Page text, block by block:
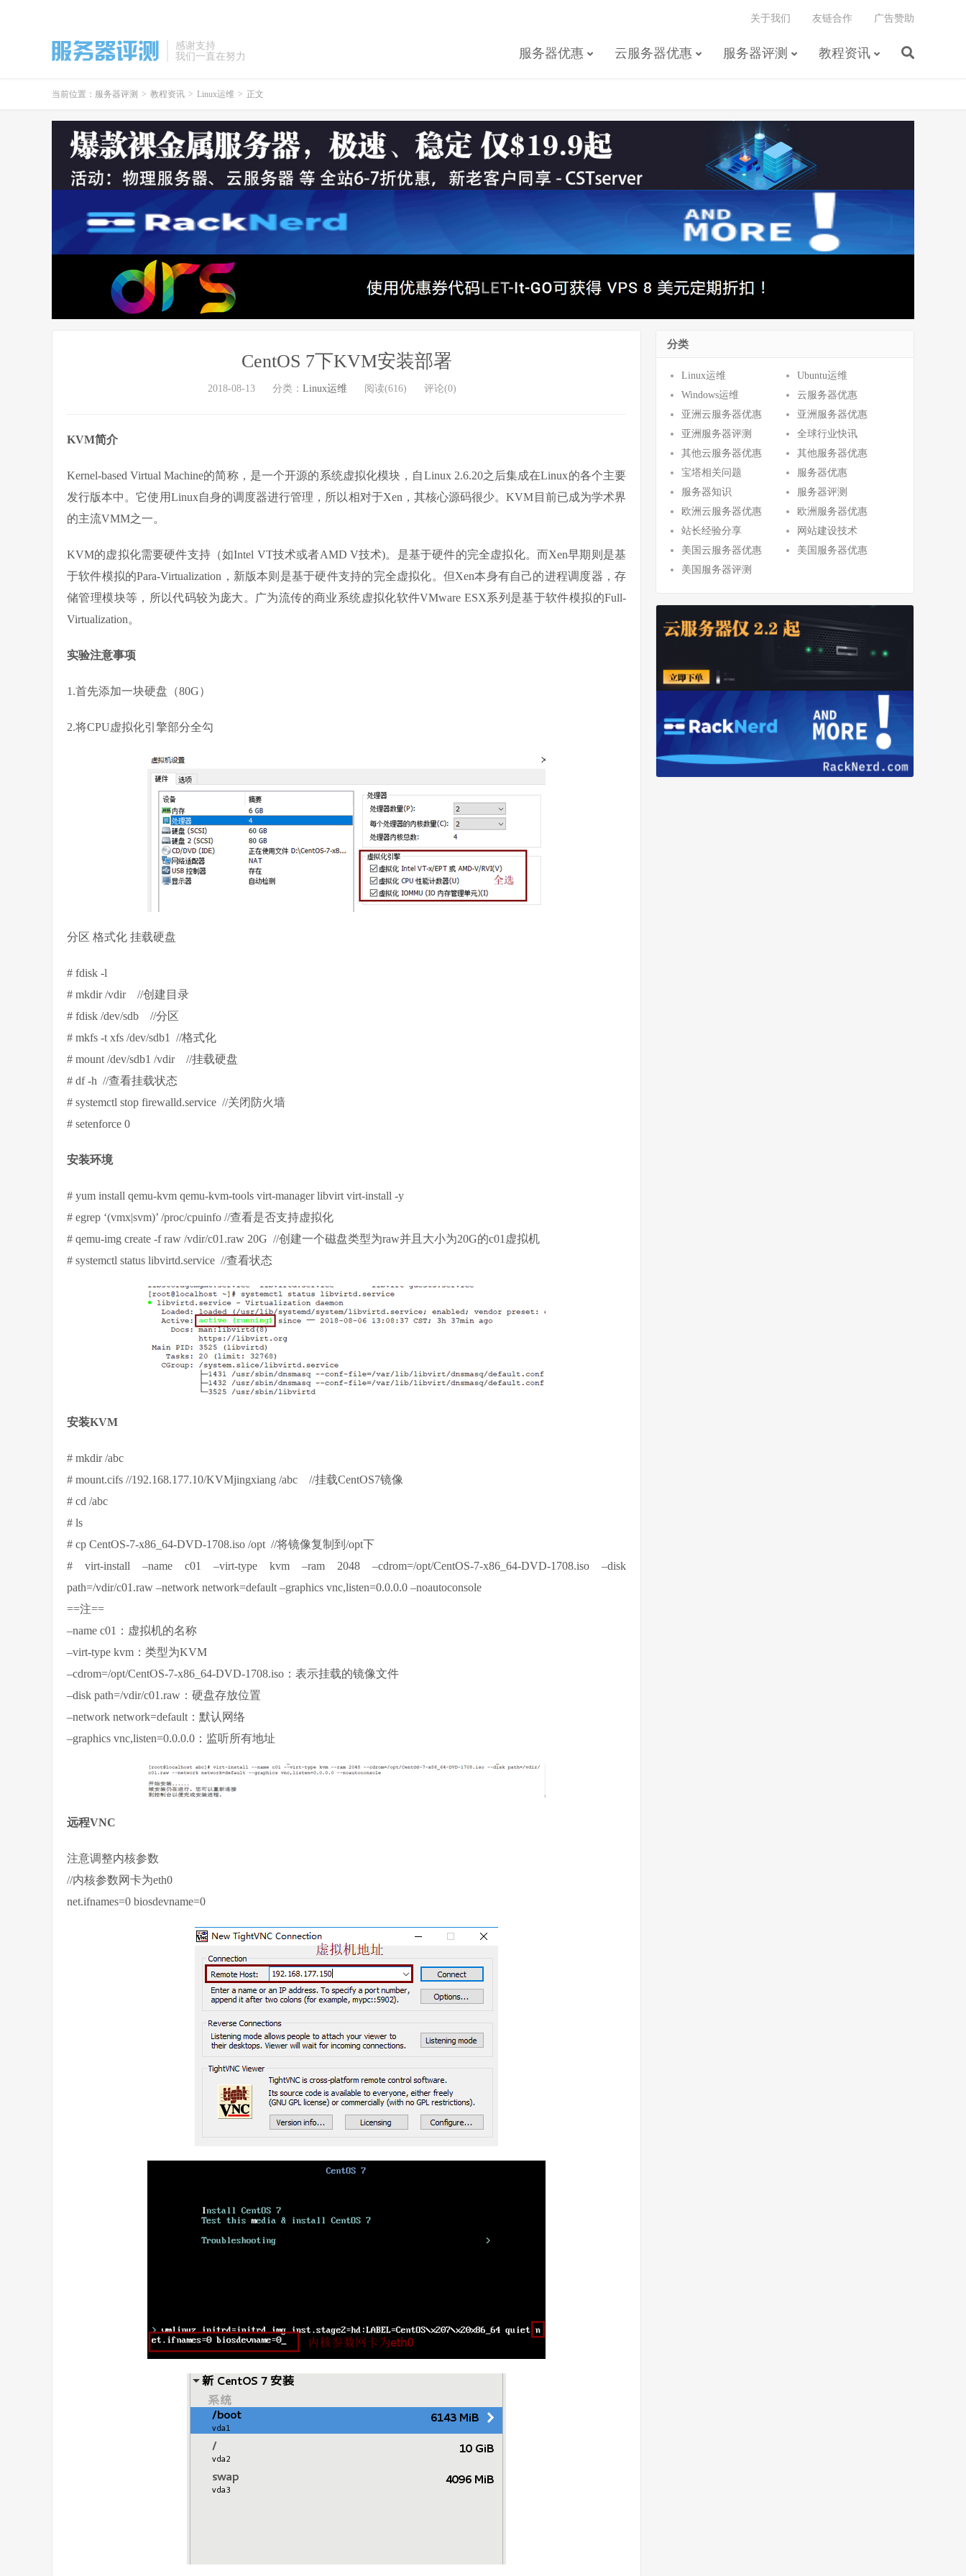
感谢支持
我们一直在努力
服务器优惠 云服务器优惠 服务器评测 教程资讯
关于我们 友链合作 广告赞助
当前位置： 服务器评测 > 教程资讯 > Linux运维 > 正文
CentOS 7下KVM安装部署
2018-08-13 分类： Linux运维 阅读(616) 评论(0)
KVM简介
Kernel-based Virtual Machine的简称，是一个开源的系统虚拟化模块，自Linux 2.6.20之后集成在Linux的各个主要
发行版本中。它使用Linux自身的调度器进行管理，所以相对于Xen，其核心源码很少。KVM目前已成为学术界
的主流VMM之一。
KVM的虚拟化需要硬件支持（如Intel VT技术或者AMD V技术)。是基于硬件的完全虚拟化。而Xen早期则是基
于软件模拟的Para-Virtualization，新版本则是基于硬件支持的完全虚拟化。但Xen本身有自己的进程调度器，存
储管理模块等，所以代码较为庞大。广为流传的商业系统虚拟化软件VMware ESX系列是基于软件模拟的Full-
Virtualization。
实验注意事项
1.首先添加一块硬盘（80G）
2.将CPU虚拟化引擎部分全勾
分区 格式化 挂载硬盘
# fdisk -l
# mkdir /vdir //创建目录
# fdisk /dev/sdb //分区
# mkfs -t xfs /dev/sdb1 //格式化
# mount /dev/sdb1 /vdir //挂载硬盘
# df -h //查看挂载状态
# systemctl stop firewalld.service //关闭防火墙
# setenforce 0
安装环境
# yum install qemu-kvm qemu-kvm-tools virt-manager libvirt virt-install -y
# egrep ‘(vmx|svm)’ /proc/cpuinfo //查看是否支持虚拟化
# qemu-img create -f raw /vdir/c01.raw 20G //创建一个磁盘类型为raw并且大小为20G的c01虚拟机
# systemctl status libvirtd.service //查看状态
安装KVM
# mkdir /abc
# mount.cifs //192.168.177.10/KVMjingxiang /abc //挂载CentOS7镜像
# cd /abc
# ls
# cp CentOS-7-x86_64-DVD-1708.iso /opt //将镜像复制到/opt下
# virt-install –name c01 –virt-type kvm –ram 2048 –cdrom=/opt/CentOS-7-x86_64-DVD-1708.iso –disk
path=/vdir/c01.raw –network network=default –graphics vnc,listen=0.0.0.0 –noautoconsole
==注==
–name c01：虚拟机的名称
–virt-type kvm：类型为KVM
–cdrom=/opt/CentOS-7-x86_64-DVD-1708.iso：表示挂载的镜像文件
–disk path=/vdir/c01.raw：硬盘存放位置
–network network=default：默认网络
–graphics vnc,listen=0.0.0.0：监听所有地址
远程VNC
注意调整内核参数
//内核参数网卡为eth0
net.ifnames=0 biosdevname=0
分类
Linux运维
Ubuntu运维
Windows运维
云服务器优惠
亚洲云服务器优惠
亚洲服务器优惠
亚洲服务器评测
全球行业快讯
其他云服务器优惠
其他服务器优惠
宝塔相关问题
服务器优惠
服务器知识
服务器评测
欧洲云服务器优惠
欧洲服务器优惠
站长经验分享
网站建设技术
美国云服务器优惠
美国服务器优惠
美国服务器评测